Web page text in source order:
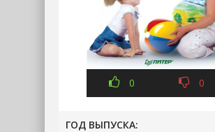
0 0
ГОД ВЫПУСКА: